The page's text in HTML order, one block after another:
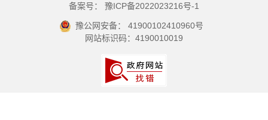
备案号： 豫ICP备2022023216号-1
豫公网安备： 41900102410960号
网站标识码：4190010019